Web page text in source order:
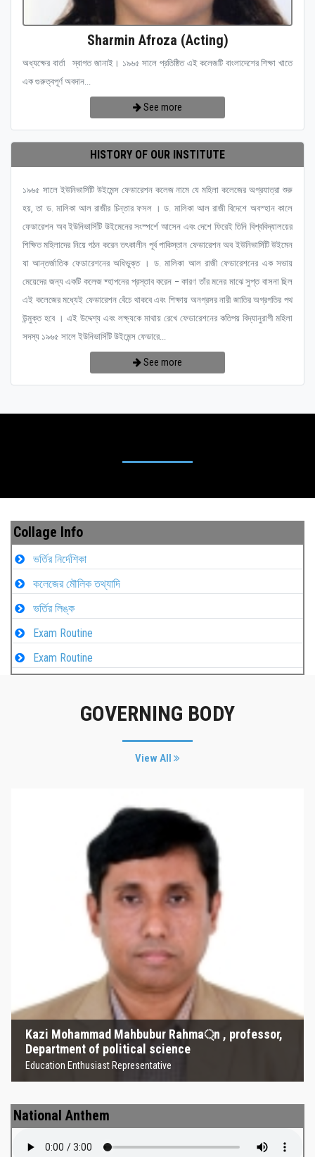
Sharmin Afroza (Acting)
অধ্যক্ষের বার্তা স্বাগত জানাই। ১৯৬৫ সালে প্রতিষ্ঠিত এই কলেজটি বাংলাদেশের শিক্ষা খাতে
এক গুরুত্বপূর্ণ অবদান...
See more
HISTORY OF OUR INSTITUTE
১৯৬৫ সালে ইউনিভার্সিটি উইমেন্স ফেডারেশন কলেজ নামে যে মহিলা কলেজের অগ্রযাত্রা শুরু
হয়, তা ড. মালিকা আল রাজীর চিন্তার ফসল । ড. মালিকা আল রাজী বিদেশে অবস্হান কালে
ফেডারেশন অব ইউনিভার্সিটি উইমেনের সংস্পর্শে আসেন এবং দেশে ফিরেই তিনি বিশ্ববিদ্যালয়ের
শিক্ষিত মহিলাদের নিয়ে গঠন করেন তৎকালীন পূর্ব পাকিস্তান ফেডারেশন অব ইউনিভার্সিটি উইমেন
যা আন্তর্জাতিক ফেডারেশনের অধিভুক্ত । ড. মালিকা আল রাজী ফেডারেশনের এক সভায়
মেয়েদের জন্য একটি কলেজ ষ্হাপনের প্রস্তাব করেন – কারণ তাঁর মনের মাঝে সুপ্ত বাসনা ছিল
এই কলেজের মধ্যেই ফেডারেশন বেঁচে থাকবে এবং শিক্ষায় অনগ্রসর নারী জাতির অগ্রগতির পথ
উন্মুক্ত হবে । এই উদ্দেশ্য এবং লক্ষ্যকে মাথায় রেখে ফেডারেশনের কতিপয় বিদ্যানুরাগী মহিলা
সদস্য ১৯৬৫ সালে ইউনিভার্সিটি উইমেন্স ফেডারে...
See more
Collage Info
ভর্তির নির্দেশিকা
কলেজের মৌলিক তথ্যাদি
ভর্তির লিঙ্ক
Exam Routine
Exam Routine
GOVERNING BODY
View All
Kazi Mohammad Mahbubur Rahma্‌n , professor,
Department of political science
Education Enthusiast Representative
Kazi Mohammad Mahbubur
Rahma্‌n , professor, Department
of political science
Education Enthusiast Representative
National Anthem